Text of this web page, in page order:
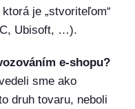
je „stvoriteľom“
Ubisoft, …).
e-shopu?
sme ako
druh tovaru, neboli